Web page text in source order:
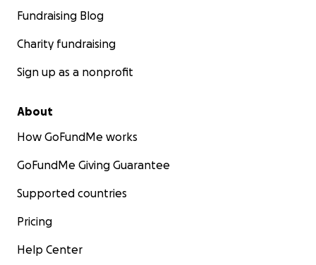
Fundraising Blog
Charity fundraising
Sign up as a nonprofit
About
How GoFundMe works
GoFundMe Giving Guarantee
Supported countries
Pricing
Help Center